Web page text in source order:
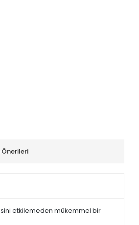
Önerileri
etkilemeden mükemmel bir